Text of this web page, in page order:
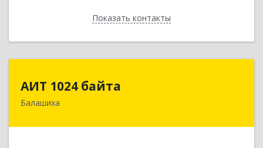
Показать контакты
Назад
АИТ 1024 байта
Балашиха
143909, Московская обл, Балашиха г, Солнечная